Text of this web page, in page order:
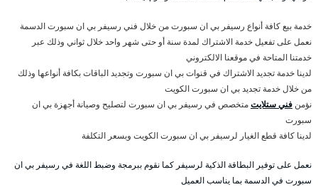
خدمة بيع كافة أنواع رسيفر بي ان سبورت من خلال فني رسيفر بي ان سبورت الدسمة
نعمل على تفعيل خدمة الاشتراك لمدة سنة أو حتى شهر واحد خلال ثواني وذلك عبر
خدمتنا المتاحة في موقعنا الالكتروني
لدينا خدمة تجديد الاشتراك في قنوات بي ان سبورت وتجديد الباقات بكافة أنواعها وذلك
من خلال خدمة تجديد بي ان سبورت الكويت
نؤمن فني ستلايتمتخصص في رسيفر بي ان سبورت لتصليح وصيانة أجهزة بي ان
سبورت
لدينا كافة قطع الغيار لرسيفر بي ان سبورت الكويت وبسعر التكلفة
نعمل على توفير البطاقة الذكية لرسيفر كما نقوم ببرمجة وضبط اللغة في رسيفر بي ان
سبورت في الدسمة بما يناسب العميل